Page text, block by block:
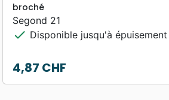
broché
Segond 21
check Disponible jusqu'à épuisement
Prix
4,87 CHF